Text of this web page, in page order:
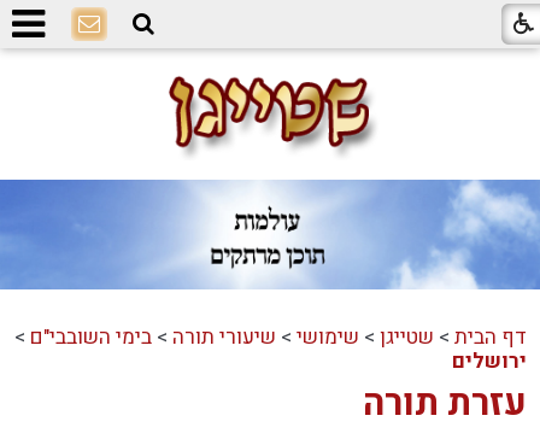
דף הבית > שטייגן > שימושי > שיעורי תורה >בימי השובבי"ם >
ירושלים
עזרת תורה